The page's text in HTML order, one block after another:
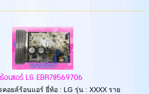
นแอร์ LG EBR78569706
คอยล์ร้อนแอร์ ยี่ห้อ : LG รุ่น : XXXX ราย